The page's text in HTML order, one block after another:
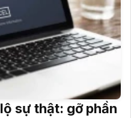
sự thật: gỡ phần